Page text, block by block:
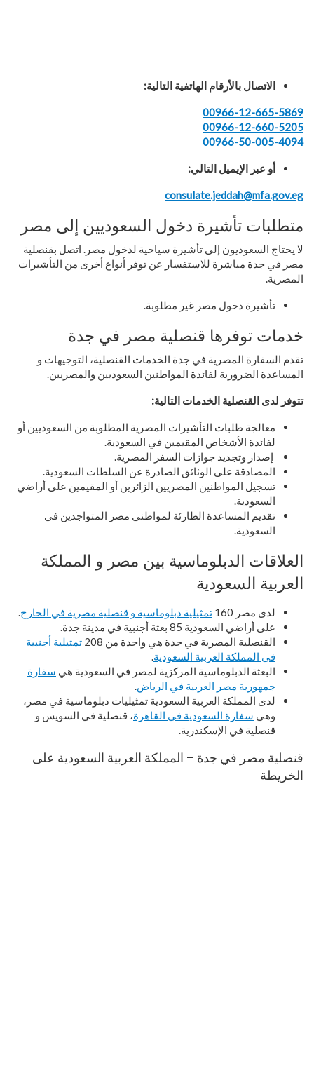
الاتصال بالأرقام الهاتفية التالية:
00966-12-665-5869
00966-12-660-5205
00966-50-005-4094
أو عبر الإيميل التالي:
consulate.jeddah@mfa.gov.eg
متطلبات تأشيرة دخول السعوديين إلى مصر
لا يحتاج السعوديون إلى تأشيرة سياحية لدخول مصر. اتصل بقنصلية
مصر في جدة مباشرة للاستفسار عن توفر أنواع أخرى من التأشيرات
المصرية.
تأشيرة دخول مصر غير مطلوبة.
خدمات توفرها قنصلية مصر في جدة
تقدم السفارة المصرية في جدة الخدمات القنصلية، التوجيهات و
المساعدة الضرورية لفائدة المواطنين السعوديين والمصريين.
تتوفر لدى القنصلية الخدمات التالية:
معالجة طلبات التأشيرات المصرية المطلوبة من السعوديين أو
لفائدة الأشخاص المقيمين في السعودية.
إصدار وتجديد جوازات السفر المصرية.
المصادقة على الوثائق الصادرة عن السلطات السعودية.
تسجيل المواطنين المصريين الزائرين أو المقيمين على أراضي
السعودية.
تقديم المساعدة الطارئة لمواطني مصر المتواجدين في
السعودية.
العلاقات الدبلوماسية بين مصر و المملكة
العربية السعودية
لدى مصر 160 تمثيلية دبلوماسية و قنصلية مصرية في الخارج.
على أراضي السعودية 85 بعثة أجنبية في مدينة جدة.
القنصلية المصرية في جدة هي واحدة من 208
تمثيلية أجنبية
في المملكة العربية السعودية.
البعثة الدبلوماسية المركزية لمصر في السعودية هي سفارة
جمهورية مصر العربية في الرياض.
لدى المملكة العربية السعودية تمثيليات دبلوماسية في مصر،
وهي سفارة السعودية في القاهرة، قنصلية في السويس و
قنصلية في الإسكندرية.
قنصلية مصر في جدة – المملكة العربية السعودية على
الخريطة